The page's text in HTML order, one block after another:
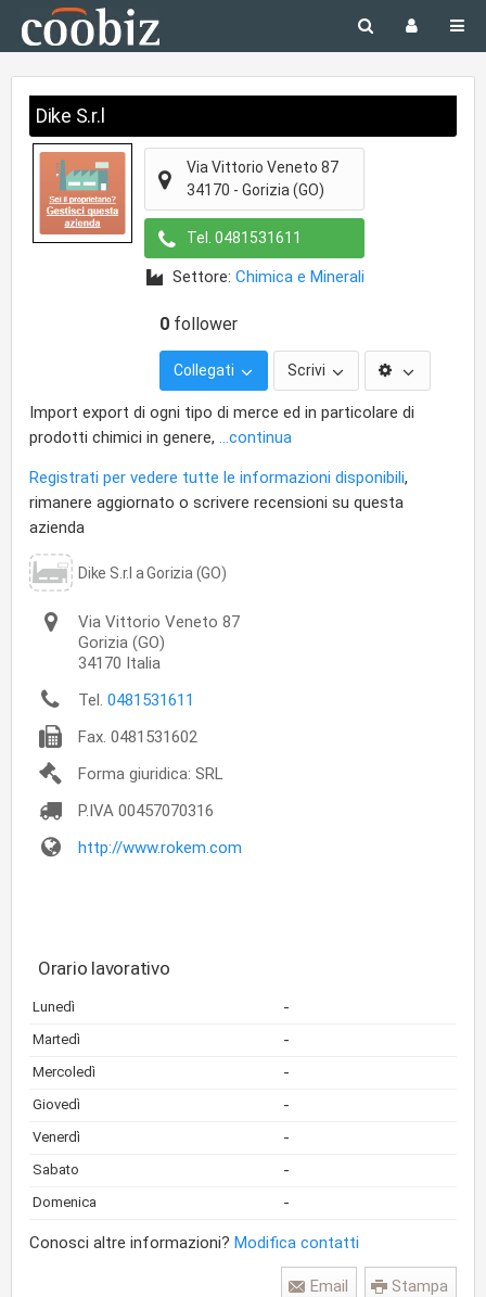
Dike S.r.l
Via Vittorio Veneto 87
34170 - Gorizia (GO)
Tel. 0481531611
Settore: Chimica e Minerali
0 follower
Collegati Scrivi
Import export di ogni tipo di merce ed in particolare di
prodotti chimici in genere, ...continua
Registrati per vedere tutte le informazioni disponibili,
rimanere aggiornato o scrivere recensioni su questa
azienda
Dike S.r.l a Gorizia (GO)
Via Vittorio Veneto 87
Gorizia (GO)
34170 Italia
Tel. 0481531611
Fax. 0481531602
Forma giuridica: SRL
P.IVA 00457070316
http://www.rokem.com
Orario lavorativo
Lunedì -
Martedì -
Mercoledì -
Giovedì -
Venerdì -
Sabato -
Domenica -
Conosci altre informazioni? Modifica contatti
Stampa
Email